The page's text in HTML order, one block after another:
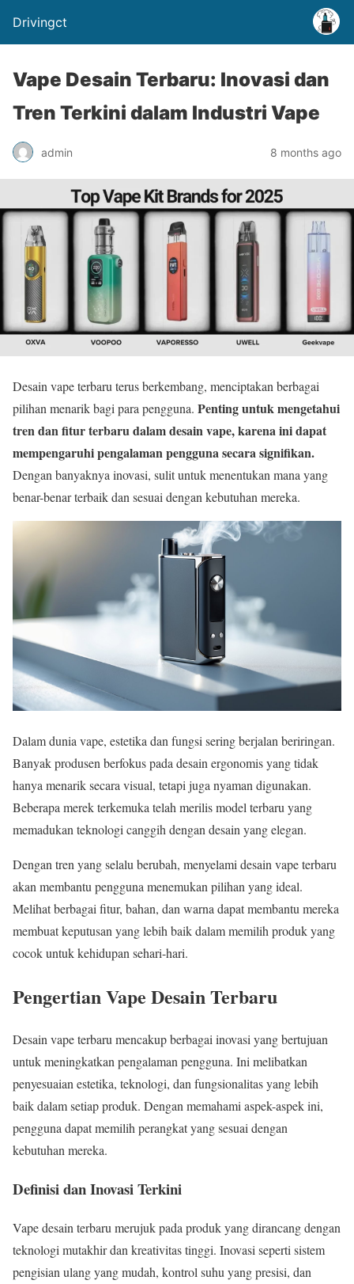
Drivingct
Vape Desain Terbaru: Inovasi dan
Tren Terkini dalam Industri Vape
admin 8 months ago
Desain vape terbaru terus berkembang, menciptakan berbagai
pilihan menarik bagi para pengguna. Penting untuk mengetahui
tren dan fitur terbaru dalam desain vape, karena ini dapat
mempengaruhi pengalaman pengguna secara signifikan.
Dengan banyaknya inovasi, sulit untuk menentukan mana yang
benar-benar terbaik dan sesuai dengan kebutuhan mereka.
Dalam dunia vape, estetika dan fungsi sering berjalan beriringan.
Banyak produsen berfokus pada desain ergonomis yang tidak
hanya menarik secara visual, tetapi juga nyaman digunakan.
Beberapa merek terkemuka telah merilis model terbaru yang
memadukan teknologi canggih dengan desain yang elegan.
Dengan tren yang selalu berubah, menyelami desain vape terbaru
akan membantu pengguna menemukan pilihan yang ideal.
Melihat berbagai fitur, bahan, dan warna dapat membantu mereka
membuat keputusan yang lebih baik dalam memilih produk yang
cocok untuk kehidupan sehari-hari.
Pengertian Vape Desain Terbaru
Desain vape terbaru mencakup berbagai inovasi yang bertujuan
untuk meningkatkan pengalaman pengguna. Ini melibatkan
penyesuaian estetika, teknologi, dan fungsionalitas yang lebih
baik dalam setiap produk. Dengan memahami aspek-aspek ini,
pengguna dapat memilih perangkat yang sesuai dengan
kebutuhan mereka.
Definisi dan Inovasi Terkini
Vape desain terbaru merujuk pada produk yang dirancang dengan
teknologi mutakhir dan kreativitas tinggi. Inovasi seperti sistem
pengisian ulang yang mudah, kontrol suhu yang presisi, dan